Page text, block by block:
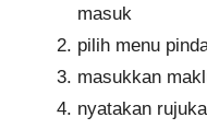
masuk
pilih menu
masukkan
nyatakan